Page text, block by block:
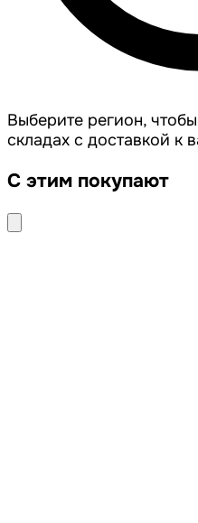
Выберите регион,
складах с доставкой к
С этим покупают